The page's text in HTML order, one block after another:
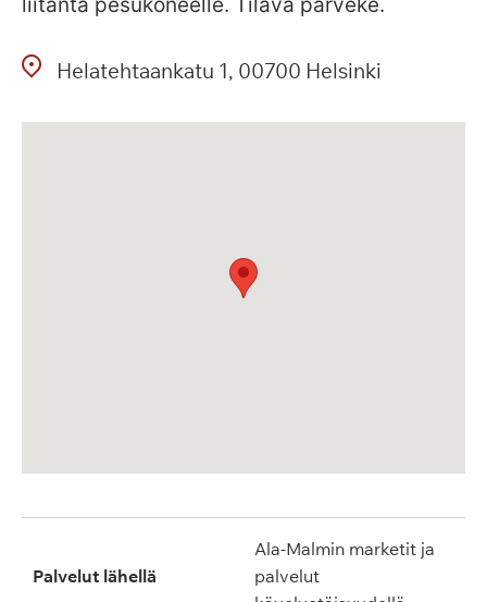
Helatehtaankatu 1 00700 Helsinki
Palvelut lähellä
Ala-Malmin marketit ja
palvelut